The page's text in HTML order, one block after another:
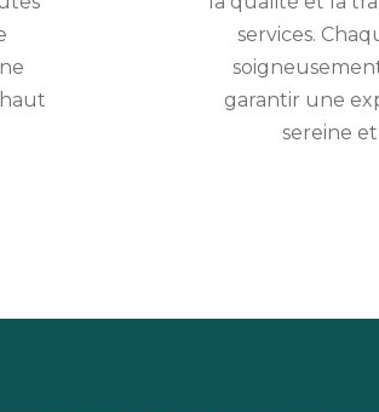
services.
garantir une
sereine